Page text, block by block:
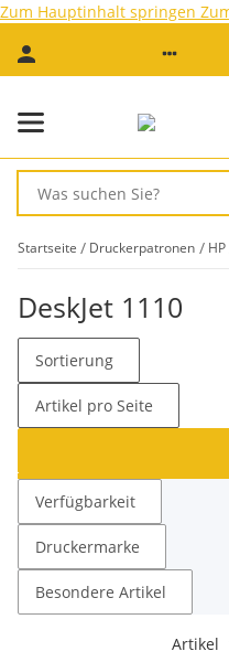
Zum Hauptinhalt springen
Startseite Druckerpatronen HP
DeskJet 1110
Sortierung
Artikel pro Seite
Verfügbarkeit
Druckermarke
Besondere Artikel
Artikel